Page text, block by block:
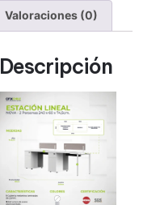
Valoraciones (0)
Descripción